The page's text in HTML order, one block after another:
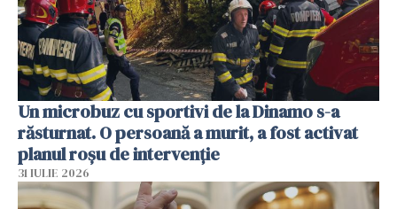
Un microbuz cu sportivi de la Dinamo s-a
răsturnat. O persoană a murit, a fost activat
planul roșu de intervenție
31 IULIE 2026